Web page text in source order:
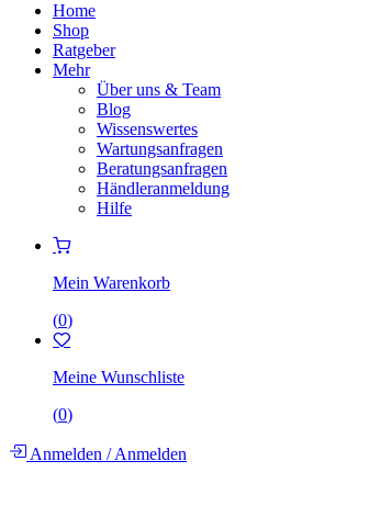
Home
Shop
Ratgeber
Mehr
Über uns & Team
Blog
Wissenswertes
Wartungsanfragen
Beratungsanfragen
Händleranmeldung
Hilfe
Mein Warenkorb
(0)
Meine Wunschliste
(0)
Anmelden /Anmelden